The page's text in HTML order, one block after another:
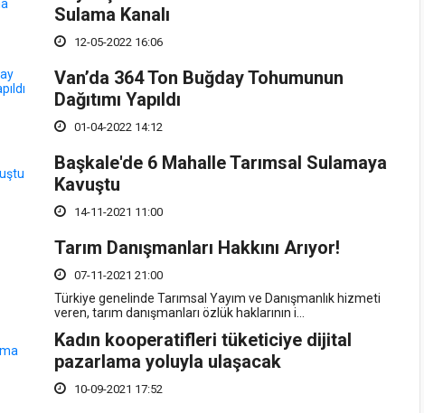
Sulama Kanalı
12-05-2022 16:06
Van’da 364 Ton Buğday Tohumunun
Dağıtımı Yapıldı
01-04-2022 14:12
Başkale'de 6 Mahalle Tarımsal Sulamaya
Kavuştu
14-11-2021 11:00
Tarım Danışmanları Hakkını Arıyor!
07-11-2021 21:00
Türkiye genelinde Tarımsal Yayım ve Danışmanlık hizmeti
veren, tarım danışmanları özlük haklarının i...
Kadın kooperatifleri tüketiciye dijital
pazarlama yoluyla ulaşacak
10-09-2021 17:52